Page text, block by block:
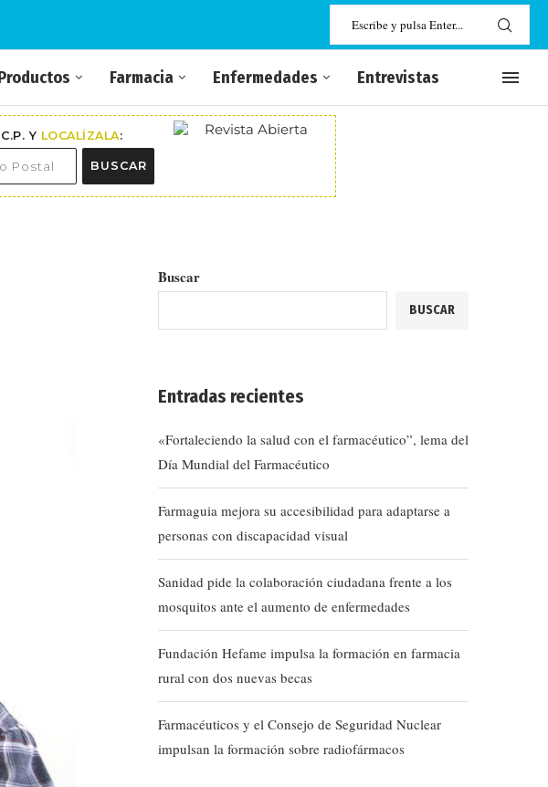
Farmacia Enfermedades Entrevistas
Y LOCALÍZALA:
BUSCAR
Buscar
BUSCAR
Entradas recientes
«Fortaleciendo la salud con el farmacéutico”, lema del
Día Mundial del Farmacéutico
Farmaguia mejora su accesibilidad para adaptarse a
personas con discapacidad visual
Sanidad pide la colaboración ciudadana frente a los
mosquitos ante el aumento de enfermedades
Fundación Hefame impulsa la formación en farmacia
rural con dos nuevas becas
Farmacéuticos y el Consejo de Seguridad Nuclear
impulsan la formación sobre radiofármacos